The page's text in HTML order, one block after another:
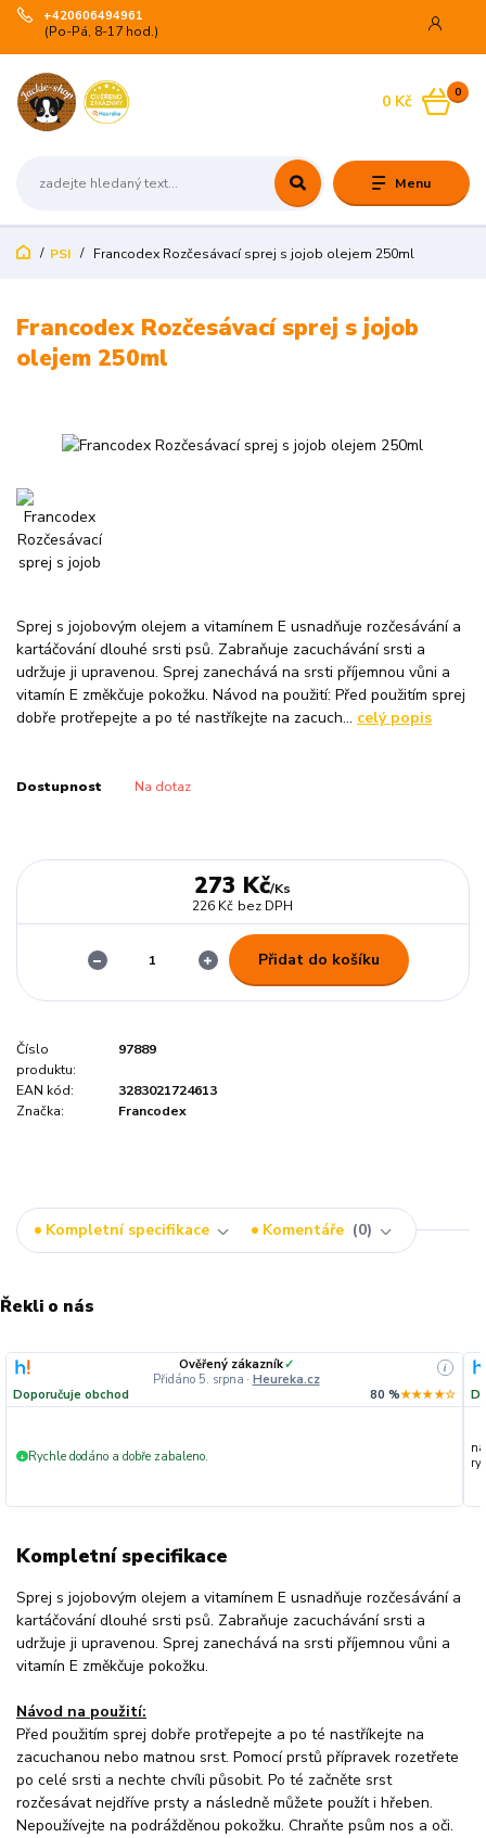
Menu
+420606494961
(Po-Pá, 8-17 hod.)
0
0 Kč
PSI Francodex Rozčesávací sprej s jojob olejem 250ml
Francodex Rozčesávací sprej s jojob
olejem 250ml
Sprej s jojobovým olejem a vitamínem E usnadňuje rozčesávání a
kartáčování dlouhé srsti psů. Zabraňuje zacuchávání srsti a
udržuje ji upravenou. Sprej zanechává na srsti příjemnou vůni a
vitamín E změkčuje pokožku. Návod na použití: Před použitím sprej
dobře protřepejte a po té nastříkejte na zacuch... celý popis
Dostupnost Na dotaz
273 Kč/Ks
226 Kč bez DPH
Přidat do košíku
Číslo
produktu:
97889
EAN kód:
3283021724613
Značka:
Francodex
Kompletní specifikace Komentáře 0
Řekli o nás
Ověřený zákazník✓
Přidáno 5. srpna · Heureka.cz
i
Doporučuje obchod 80 %★★★★☆
+ Rychle dodáno a dobře zabaleno.
Kompletní specifikace
Sprej s jojobovým olejem a vitamínem E usnadňuje rozčesávání a
kartáčování dlouhé srsti psů. Zabraňuje zacuchávání srsti a
udržuje ji upravenou. Sprej zanechává na srsti příjemnou vůni a
vitamín E změkčuje pokožku.
Návod na použití:
Před použitím sprej dobře protřepejte a po té nastříkejte na
zacuchanou nebo matnou srst. Pomocí prstů přípravek rozetřete
po celé srsti a nechte chvíli působit. Po té začněte srst
rozčesávat nejdříve prsty a následně můžete použít i hřeben.
Nepoužívejte na podrážděnou pokožku. Chraňte psům nos a oči.